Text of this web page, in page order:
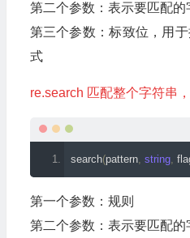
第二个参数：表示要匹配的
第三个参数：标致位，用
式
re.search 匹配整个字符串
search(pattern, string,
第一个参数：规则
第二个参数：表示要匹配的